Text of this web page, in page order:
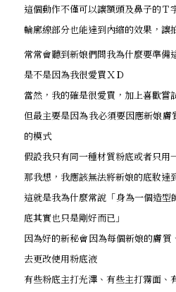
這個動作不僅可以讓額頭及鼻子的Ｔ
輪廓線部分也能達到內縮的效果，讓
常常會聽到新娘們問我為什麼要準備
是不是因為我很愛買ＸＤ
當然，我的確是很愛買，加上喜歡嘗
但最主要是因為我必須要因應新娘
的模式
假設我只有同一種材質粉底或者只用
那我想，我應該無法將新娘的底妝達
這就是我為什麼常說「身為一個造型
底其實也只是剛好而已」
因為好的新秘會因為每個新娘的膚
去更改使用粉底液
有些粉底主打光澤、有些主打霧面、